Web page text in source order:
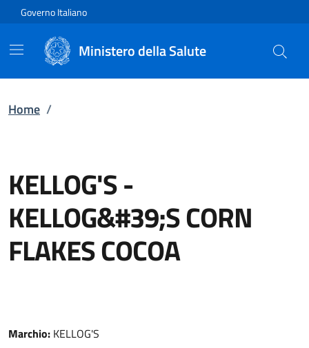
Vai direttamente al contenuto
Governo Italiano
Ministero della Salute
Home /
KELLOG'S-
KELLOG&#39;S CORN
FLAKES COCOA
Marchio: KELLOG'S